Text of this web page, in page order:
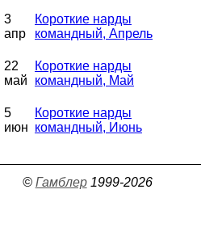
3
апр
Короткие нарды
командный, Апрель
22
май
Короткие нарды
командный, Май
5
июн
Короткие нарды
командный, Июнь
© Гамблер1999-2026